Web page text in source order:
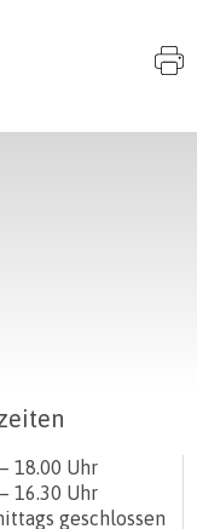
Nachmittag
18.00 Uhr
16.30 Uhr
geschlossen